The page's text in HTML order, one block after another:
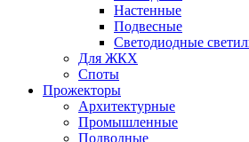
Настенные
Подвесные
Светодиодные
Для ЖКХ
Споты
Прожекторы
Архитектурные
Промышленные
Подводные